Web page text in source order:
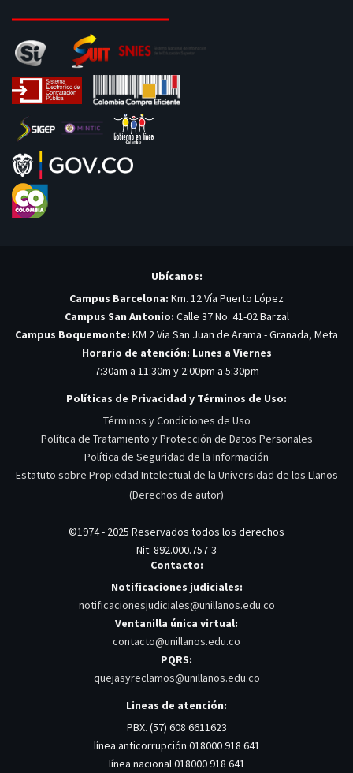
Ubícanos:
Campus Barcelona: Km. 12 Vía Puerto López
Campus San Antonio: Calle 37 No. 41-02 Barzal
Campus Boquemonte: KM 2 Via San Juan de Arama - Granada, Meta
Horario de atención: Lunes a Viernes
7:30am a 11:30m y 2:00pm a 5:30pm
Políticas de Privacidad y Términos de Uso:
Términos y Condiciones de Uso
Política de Tratamiento y Protección de Datos Personales
Política de Seguridad de la Información
Estatuto sobre Propiedad Intelectual de la Universidad de los Llanos
(Derechos de autor)
©1974 - 2025 Reservados todos los derechos
Nit: 892.000.757-3
Contacto:
Notificaciones judiciales:
notificacionesjudiciales@unillanos.edu.co
Ventanilla única virtual:
contacto@unillanos.edu.co
PQRS:
quejasyreclamos@unillanos.edu.co
Lineas de atención:
PBX. (57) 608 6611623
línea anticorrupción 018000 918 641
línea nacional 018000 918 641